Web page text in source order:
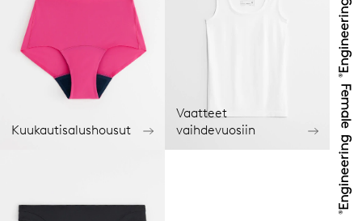
Kuukautisalushousut
Vaatteet
vaihdevuosiin